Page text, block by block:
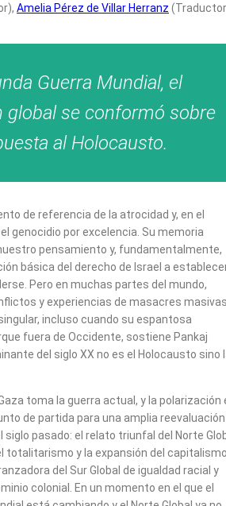
Amelia Pérez de Villar Herranz
Guerra Mundial, el
global se conformó sobre
al Holocausto.
de referencia de la atrocidad y, en el
genocidio por excelencia. Su memoria
pensamiento y, fundamentalmente,
básica del derecho de Israel a
Pero en muchas partes del mundo,
y experiencias de masacres
incluso cuando su espantosa
fuera de Occidente, sostiene Pankaj
del siglo XX no es el Holocausto sino
toma la guerra actual, y la polarización
de partida para una amplia
siglo pasado: el relato triunfal del Norte
totalitarismo y la expansión del
del Sur Global de igualdad racial y
colonial. En un momento en el que el